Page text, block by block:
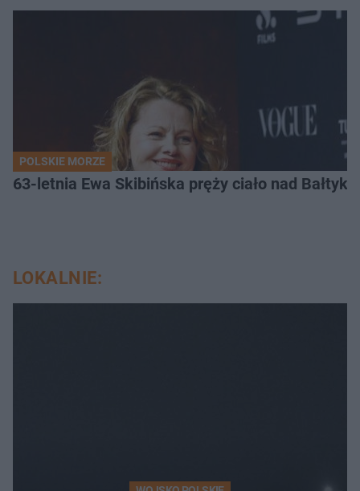
POLSKIE MORZE
63-letnia Ewa Skibińska pręży ciało nad
LOKALNIE: